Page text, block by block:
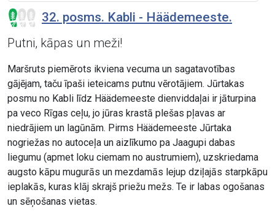
32. posms. Kabli - Häädemeeste.
Putni, kāpas un meži!
Maršruts piemērots ikviena vecuma un sagatavotības
gājējam, taču īpaši ieteicams putnu vērotājiem. Jūrtakas
posmu no Kabli līdz Häädemeeste dienviddaļai ir jāturpina
pa veco Rīgas ceļu, jo jūras krastā plešas pļavas ar
niedrājiem un lagūnām. Pirms Häädemeeste Jūrtaka
nogriežas no autoceļa un aizlīkumo pa Jaagupi dabas
liegumu (apmet loku ciemam no austrumiem), uzskriedama
augsto kāpu mugurās un mezdamās lejup dziļajās starpkāpu
ieplakās, kuras klāj skrajš priežu mežs. Te ir labas ogošanas
un sēņošanas vietas.